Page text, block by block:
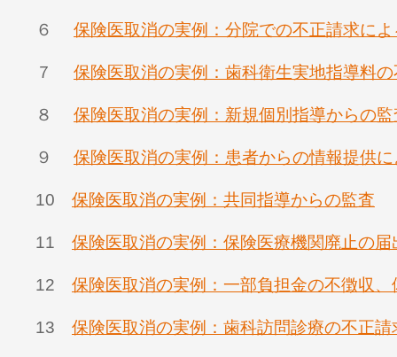
６ 保険医取消の実例：分院での不正請求に
７ 保険医取消の実例：歯科衛生実地指導料
８ 保険医取消の実例：新規個別指導からの
９ 保険医取消の実例：患者からの情報提供
10 保険医取消の実例：共同指導からの監査
11 保険医取消の実例：保険医療機関廃止の届
12 保険医取消の実例：一部負担金の不徴収
13 保険医取消の実例：歯科訪問診療の不正請